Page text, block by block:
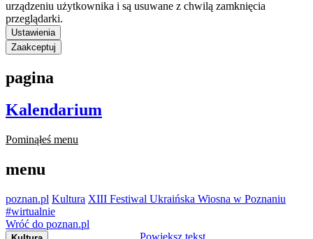
urządzeniu użytkownika i są usuwane z chwilą zamknięcia
przeglądarki.
Ustawienia
Zaakceptuj
pagina
Kalendarium
Pominąłeś menu
menu
poznan.pl Kultura XIII Festiwal Ukraińska Wiosna w Poznaniu
#wirtualnie
Wróć do poznan.pl